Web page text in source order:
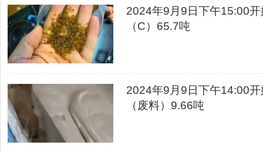
2024年9月9日下午15:00
（C）65.7吨
2024年9月9日下午14:00
（废料）9.66吨